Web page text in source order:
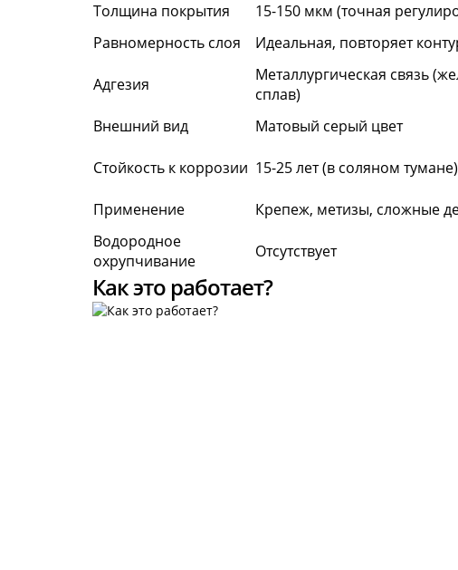
Толщина покрытия
15-150 мкм (точная
Равномерность слоя
Идеальная, повторяет
Адгезия
Металлургическая связь
сплав)
Внешний вид
Матовый серый цвет
Стойкость к коррозии 15-25 лет (в соляном тумане)
Применение
Крепеж, метизы, сложные
Водородное
охрупчивание
Отсутствует
Как это работает?